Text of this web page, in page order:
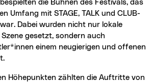
Umfang mit STAGE, TALK und CLUB-
Dabei wurden nicht nur lokale
gesetzt, sondern auch
einem neugierigen und offenen